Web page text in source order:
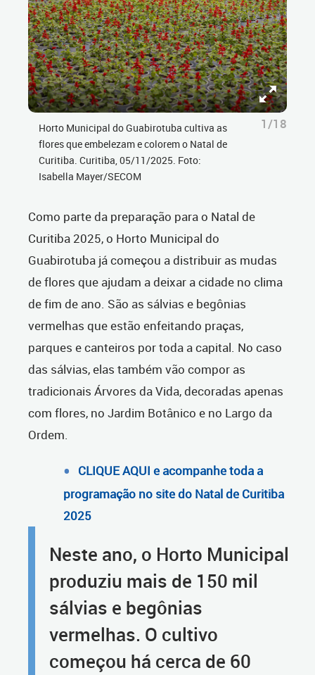
Horto Municipal do Guabirotuba cultiva as
flores que embelezam e colorem o Natal de
Curitiba. Curitiba, 05/11/2025. Foto:
Isabella Mayer/SECOM
1/18
Como parte da preparação para o Natal de
Curitiba 2025, o Horto Municipal do
Guabirotuba já começou a distribuir as mudas
de flores que ajudam a deixar a cidade no clima
de fim de ano. São as sálvias e begônias
vermelhas que estão enfeitando praças,
parques e canteiros por toda a capital. No caso
das sálvias, elas também vão compor as
tradicionais Árvores da Vida, decoradas apenas
com flores, no Jardim Botânico e no Largo da
Ordem.
CLIQUE AQUI e acompanhe toda a
programação no site do Natal de Curitiba
2025
Neste ano, o Horto Municipal
produziu mais de 150 mil
sálvias e begônias
vermelhas. O cultivo
começou há cerca de 60